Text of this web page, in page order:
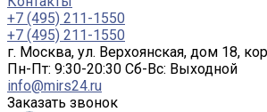
+7 (495) 211-1550
+7 (495) 211-1550
г. Москва, ул. Верхоянская, дом 18,
Пн-Пт: 9:30-20:30 Cб-Вс: Выходной
info@mirs24.ru
Заказать звонок